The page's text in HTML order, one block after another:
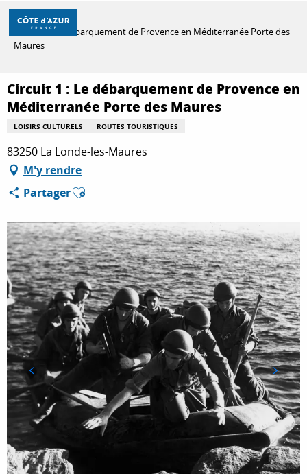
Aller
contenu
À FAIRE
SÉJOURNER
Accueil
Circuit 1 : Le débarquement de Provence en Méditerranée Porte des
Maures
Circuit 1 : Le débarquement de Provence en
Méditerranée Porte des Maures
LOISIRS CULTURELS ROUTES TOURISTIQUES
83250 La Londe-les-Maures
M'y rendre
PartagerAjouter aux favoris